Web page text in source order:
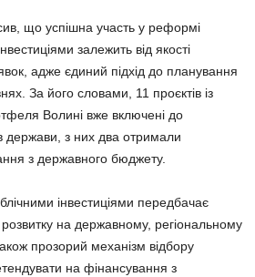
що успішна участь у реформі
залежить від якості
адже єдиний підхід до планування
За його словами, 11 проєктів із
Волині вже включені до
держави, з них два отримали
з державного бюджету.
інвестиціями передбачає
на державному, регіональному
прозорий механізм відбору
на фінансування з